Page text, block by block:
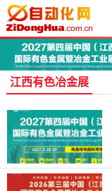
江西有色冶金展